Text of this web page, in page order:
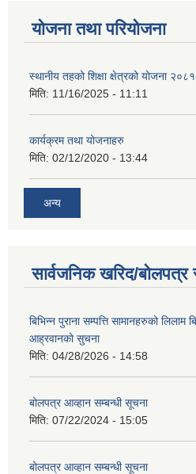
योजना तथा परियोजना
स्थानीय तहको शिक्षा क्षेत्रको योजना
मिति: 11/16/2025 - 11:11
कार्यक्रम तथा योजनाहरु
मिति: 02/12/2020 - 13:44
अन्य
सार्वजनिक खरिद/
बिभिन्न पुराना सम्पत्ति सामानहरुको लिलाम
आह्रवानको सुचना
मिति: 04/28/2026 - 14:58
बोलपत्र आव्हान सम्बन्धी सूचना
मिति: 07/22/2024 - 15:05
बोलपत्र आव्हान सम्बन्धी सूचना